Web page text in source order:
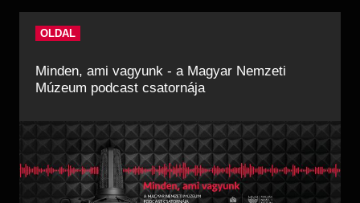
OLDAL
Minden, ami vagyunk - a Magyar Nemzeti
Múzeum podcast csatornája